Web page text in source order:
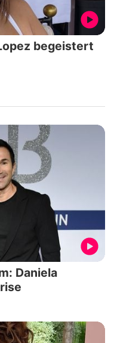
begeistert
Daniela